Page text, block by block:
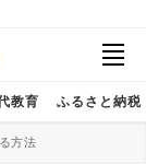
教育 ふるさと納税
方法